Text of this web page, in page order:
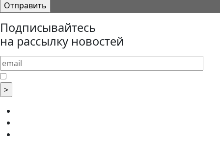
Подписывайтесь
на рассылку новостей